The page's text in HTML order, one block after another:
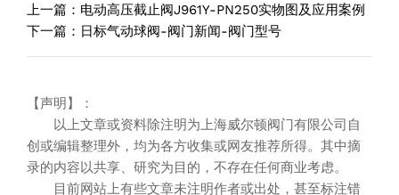
上一篇： 电动高压截止阀J961Y-PN250实物图及应用案例
下一篇： 日标气动球阀-阀门新闻-阀门型号
【声明】：
以上文章或资料除注明为上海威尔顿阀门有限公司自
创或编辑整理外，均为各方收集或网友推荐所得。其中摘
录的内容以共享、研究为目的，不存在任何商业考虑。
目前网站上有些文章未注明作者或出处，甚至标注错